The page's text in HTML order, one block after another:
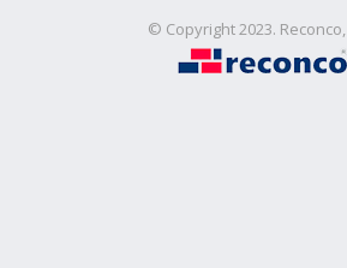
© Copyright 2023.